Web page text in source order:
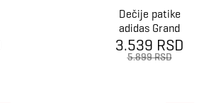
Dečije patike
adidas Grand
Court Mid K
3.539 RSD
5.899 RSD